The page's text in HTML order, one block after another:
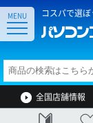
コスパで選
MENU
全国店舗情報